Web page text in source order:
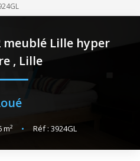
Lille hyper
, Lille
m² • Réf : 3924GL